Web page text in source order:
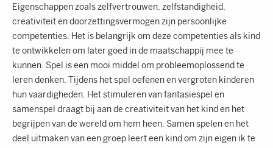
Eigenschappen zoals zelfvertrouwen, zelfstandigheid,
creativiteit en doorzettingsvermogen zijn persoonlijke
competenties. Het is belangrijk om deze competenties als kind
te ontwikkelen om later goed in de maatschappij mee te
kunnen. Spel is een mooi middel om probleemoplossend te
leren denken. Tijdens het spel oefenen en vergroten kinderen
hun vaardigheden. Het stimuleren van fantasiespel en
samenspel draagt bij aan de creativiteit van het kind en het
begrijpen van de wereld om hem heen. Samen spelen en het
deel uitmaken van een groep leert een kind om zijn eigen ik te